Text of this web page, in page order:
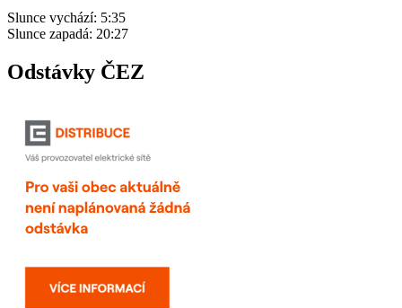
Slunce vychází: 5:35
Slunce zapadá: 20:27
Odstávky ČEZ